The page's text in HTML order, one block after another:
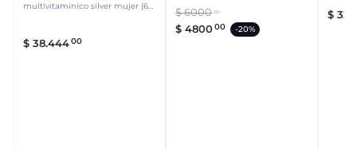
multivitamínico silver mujer (60
$ 38.44400
$6000 00
$ 480000 -20%
$ 32